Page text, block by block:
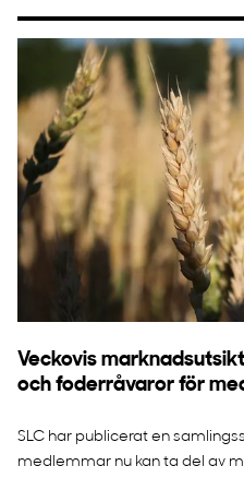
Veckovis
och foderråvaror för
SLC har publicerat en
medlemmar nu kan ta del av